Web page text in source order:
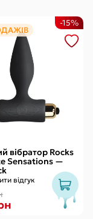
вібратор Rocks
Sensations —
відгук
-15%